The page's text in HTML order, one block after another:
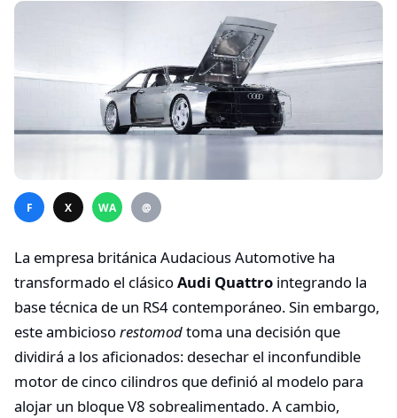
F X WA @
La empresa británica Audacious Automotive ha
transformado el clásicoAudi Quattro integrando la
base técnica de un RS4 contemporáneo. Sin embargo,
este ambiciosorestomodtoma una decisión que
dividirá a los aficionados: desechar el inconfundible
motor de cinco cilindros que definió al modelo para
alojar un bloque V8 sobrealimentado. A cambio,